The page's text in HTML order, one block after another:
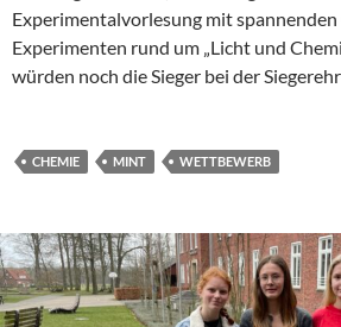
Experimentalvorlesung mit
Experimenten rund um „Licht und
würden noch die Sieger bei der
CHEMIE MINT WETTBEWERB